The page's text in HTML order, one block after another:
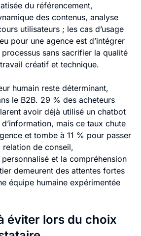
du référencement,
des contenus, analyse
utilisateurs ; les cas d’usage
pour une agence est d’intégrer
sans sacrifier la qualité
créatif et technique.
humain reste déterminant,
le B2B. 29 % des acheteurs
avoir déjà utilisé un chatbot
mais ce taux chute
et tombe à 11 % pour passer
relation de conseil,
personnalisé et la compréhension
demeurent des attentes fortes
équipe humaine expérimentée
éviter lors du choix